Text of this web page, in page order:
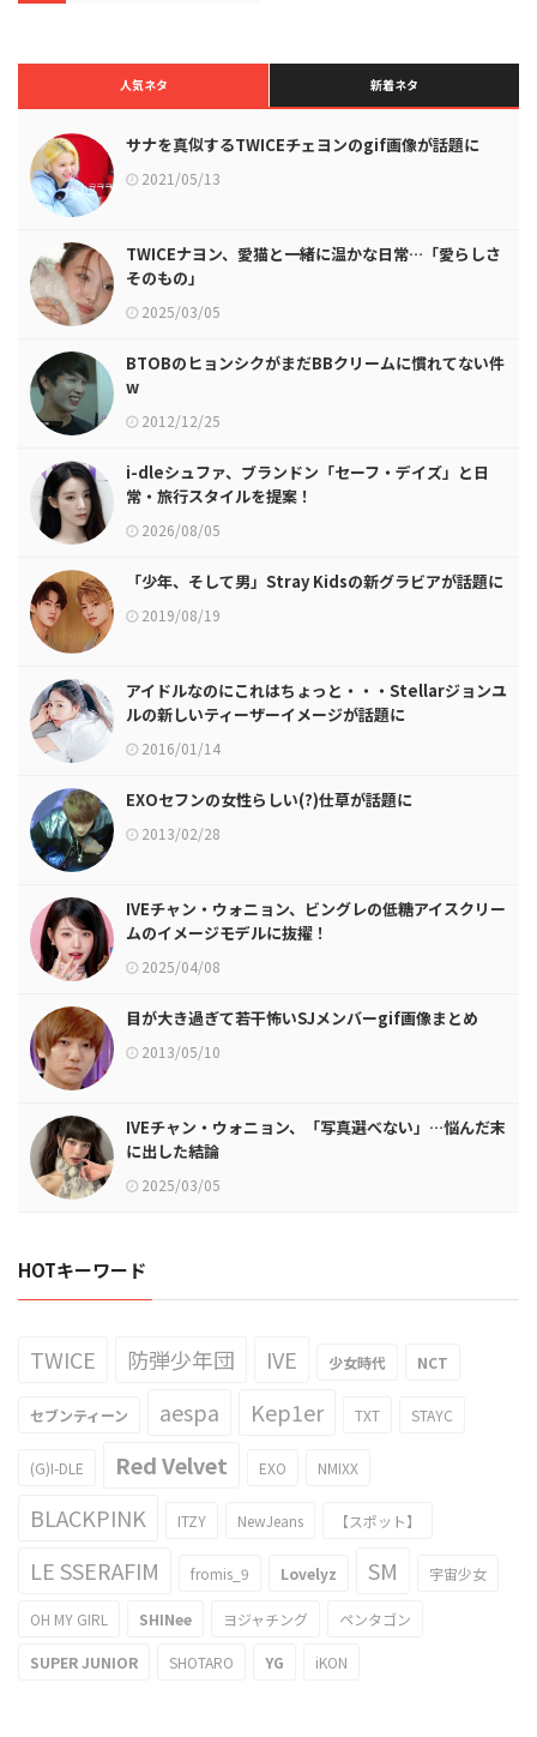
人気ネタ 新着ネタ
サナを真似するTWICEチェヨンのgif画像が話題に
2021/05/13
TWICEナヨン、愛猫と一緒に温かな日常…「愛らしさ
そのもの」
2025/03/05
BTOBのヒョンシクがまだBBクリームに慣れてない件
w
2012/12/25
i-dleシュファ、ブランドン「セーフ・デイズ」と日
常・旅行スタイルを提案！
2026/08/05
「少年、そして男」Stray Kidsの新グラビアが話題に
2019/08/19
アイドルなのにこれはちょっと・・・Stellarジョンユ
ルの新しいティーザーイメージが話題に
2016/01/14
EXOセフンの女性らしい(?)仕草が話題に
2013/02/28
IVEチャン・ウォニョン、ビングレの低糖アイスクリー
ムのイメージモデルに抜擢！
2025/04/08
目が大き過ぎて若干怖いSJメンバーgif画像まとめ
2013/05/10
IVEチャン・ウォニョン、「写真選べない」…悩んだ末
に出した結論
2025/03/05
HOTキーワード
TWICE 防弾少年団 IVE 少女時代 NCT
セブンティーン aespa Kep1er TXT STAYC
(G)I-DLE Red Velvet EXO NMIXX
BLACKPINK ITZY NewJeans 【スポット】
LE SSERAFIM fromis_9 Lovelyz SM 宇宙少女
OH MY GIRL SHINee ヨジャチング ペンタゴン
SUPER JUNIOR SHOTARO YG iKON